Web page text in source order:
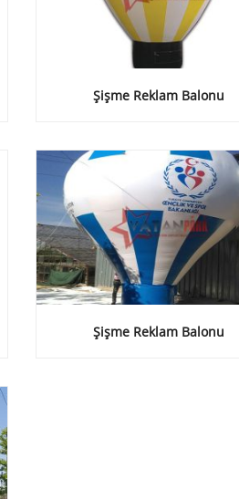
Şişme Reklam Balonu
Şişme Reklam Balonu